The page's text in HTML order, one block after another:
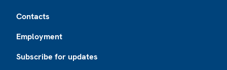
Contacts
Employment
Subscribe for updates